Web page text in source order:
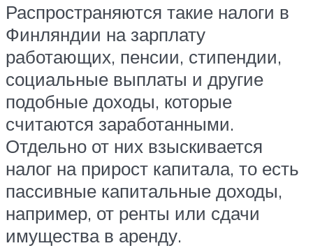
Распространяются такие налоги в
Финляндии на зарплату
работающих, пенсии, стипендии,
социальные выплаты и другие
подобные доходы, которые
считаются заработанными.
Отдельно от них взыскивается
налог на прирост капитала, то есть
пассивные капитальные доходы,
например, от ренты или сдачи
имущества в аренду.